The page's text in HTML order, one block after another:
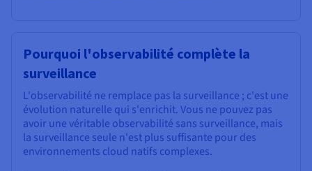
Pourquoi l'observabilité complète la
surveillance
L'observabilité ne remplace pas la surveillance ; c'est une
évolution naturelle qui s'enrichit. Vous ne pouvez pas
avoir une véritable observabilité sans surveillance, mais
la surveillance seule n'est plus suffisante pour des
environnements cloud natifs complexes.